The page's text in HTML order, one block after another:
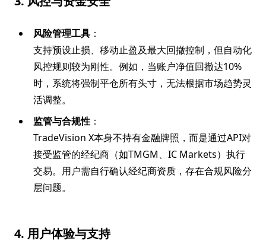
风险管理工具 ：
支持预设止损、移动止盈及最大回撤控制，但自动化
风控规则较为刚性。例如，当账户净值回撤达10%
时，系统将强制平仓所有头寸，无法根据市场趋势灵
活调整。
监管与合规性 ：
TradeVision X本身不持有金融牌照，而是通过API对
接受监管的经纪商（如TMGM、IC Markets）执行
交易。用户需自行确认经纪商资质，存在合规风险分
层问题。
4. 用户体验与支持